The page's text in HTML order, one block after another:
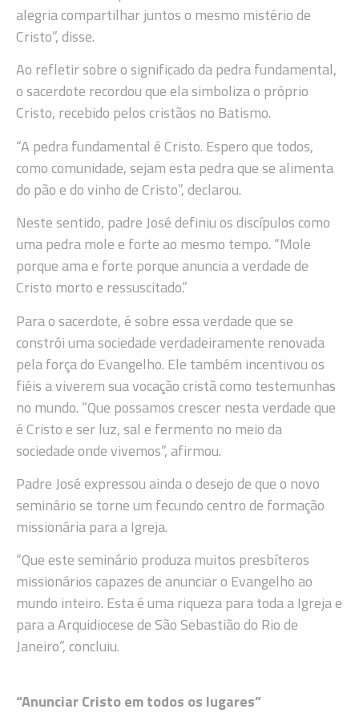
alegria compartilhar juntos o mesmo mistério de
Cristo”, disse.
Ao refletir sobre o significado da pedra fundamental,
o sacerdote recordou que ela simboliza o próprio
Cristo, recebido pelos cristãos no Batismo.
“A pedra fundamental é Cristo. Espero que todos,
como comunidade, sejam esta pedra que se alimenta
do pão e do vinho de Cristo”, declarou.
Neste sentido, padre José definiu os discípulos como
uma pedra mole e forte ao mesmo tempo. “Mole
porque ama e forte porque anuncia a verdade de
Cristo morto e ressuscitado.”
Para o sacerdote, é sobre essa verdade que se
constrói uma sociedade verdadeiramente renovada
pela força do Evangelho. Ele também incentivou os
fiéis a viverem sua vocação cristã como testemunhas
no mundo. “Que possamos crescer nesta verdade que
é Cristo e ser luz, sal e fermento no meio da
sociedade onde vivemos”, afirmou.
Padre José expressou ainda o desejo de que o novo
seminário se torne um fecundo centro de formação
missionária para a Igreja.
“Que este seminário produza muitos presbíteros
missionários capazes de anunciar o Evangelho ao
mundo inteiro. Esta é uma riqueza para toda a Igreja e
para a Arquidiocese de São Sebastião do Rio de
Janeiro”, concluiu.
“Anunciar Cristo em todos os lugares”